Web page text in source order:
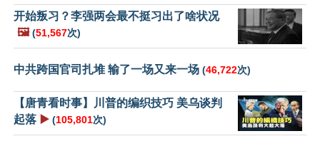
开始叛习？李强两会最不挺习出了啥状况
🖼️ (51,567次)
中共跨国官司扎堆 输了一场又来一场 (46,722次)
【唐青看时事】川普的编织技巧 美乌谈判
起落 ▶️ (105,801次)